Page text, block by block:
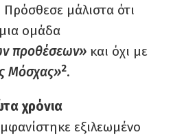
Πρόσθεσε μάλιστα ότι
ομάδα
προθέσεων» και όχι με
Μόσχας»2.
χρόνια
εξιλεωμένο